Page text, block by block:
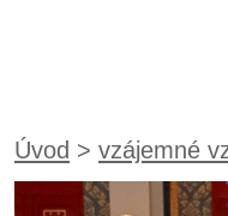
Úvod > vzájemné